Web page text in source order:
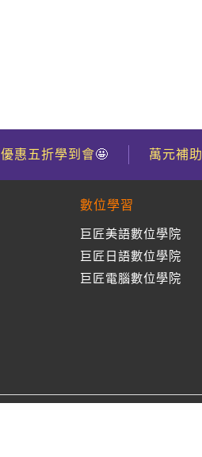
優惠五折學到會🤩 萬元補助
數位學習
巨匠美語數位學院
巨匠日語數位學院
巨匠電腦數位學院